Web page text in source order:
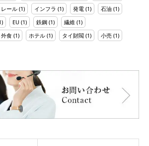
ール (1) インフラ (1) 発電 (1) 石油 (1)
EU (1) 鉄鋼 (1) 繊維 (1)
外食 (1) ホテル (1) タイ財閥 (1) 小売 (1)